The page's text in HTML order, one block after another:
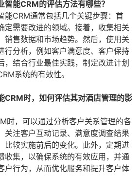
智能CRM的评估方法有哪些？
能CRM通常包括几个关键步骤：首
定需要改进的领域。接着，收集相关
销售数据和市场趋势。然后，使用关
行分析，例如客户满意度、客户保持
，结合行业最佳实践，制定改进计划
系统的有效性。
CRM时，如何评估其对酒店管理的影
时，可以通过分析客户关系管理的各
关注客户互动记录、满意度调查结果
比较实施前后的变化。此外，定期进
收集，以确保系统的有效应用，并通
户行为，从而优化服务和提升客户体